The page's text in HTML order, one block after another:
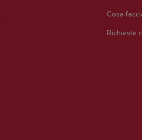
Cosa
Richieste